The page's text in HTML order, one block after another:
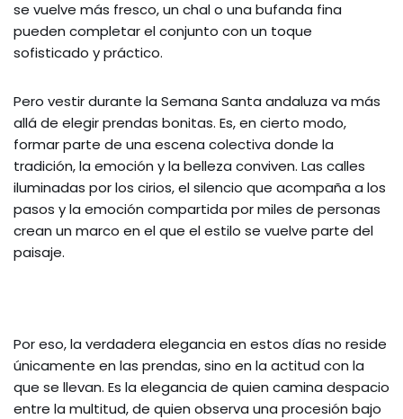
se vuelve más fresco, un chal o una bufanda fina
pueden completar el conjunto con un toque
sofisticado y práctico.
Pero vestir durante la Semana Santa andaluza va más
allá de elegir prendas bonitas. Es, en cierto modo,
formar parte de una escena colectiva donde la
tradición, la emoción y la belleza conviven. Las calles
iluminadas por los cirios, el silencio que acompaña a los
pasos y la emoción compartida por miles de personas
crean un marco en el que el estilo se vuelve parte del
paisaje.
Por eso, la verdadera elegancia en estos días no reside
únicamente en las prendas, sino en la actitud con la
que se llevan. Es la elegancia de quien camina despacio
entre la multitud, de quien observa una procesión bajo